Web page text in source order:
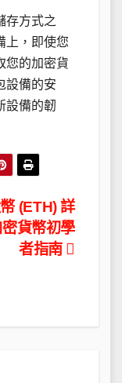
存方式之
上，即使您
您的加密貨
設備的安
設備的韌
(ETH) 詳
貨幣初學
者指南